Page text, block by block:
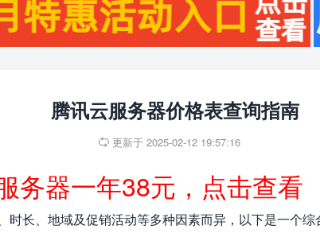
腾讯云服务器价格表查询指南
 更新于 2025-02-12 19:57:16
务器一年38元，点击查看
时长、地域及促销活动等多种因素而异，以下是一个